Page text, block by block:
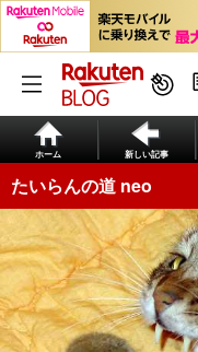
ホーム 新しい記事
たいらんの道 neo